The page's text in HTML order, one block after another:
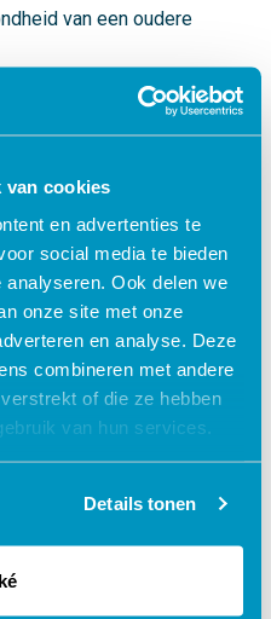
van cookies
en advertenties te
social media te bieden
Ook delen we
onze site met onze
en analyse. Deze
combineren met andere
of die ze hebben
van hun services.
Details tonen
van een oudere
geld of de
persoon steelt,
misbruikt voor
van ongewenst
van een oudere
of verkrachting.